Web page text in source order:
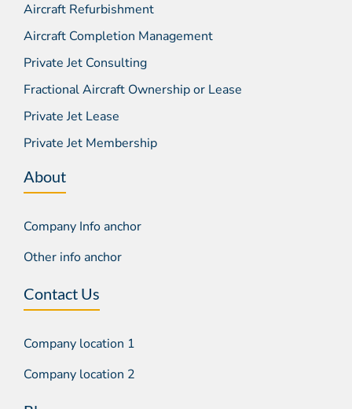
Aircraft Refurbishment
Aircraft Completion Management
Private Jet Consulting
Fractional Aircraft Ownership or Lease
Private Jet Lease
Private Jet Membership
About
Company Info anchor
Other info anchor
Contact Us
Company location 1
Company location 2